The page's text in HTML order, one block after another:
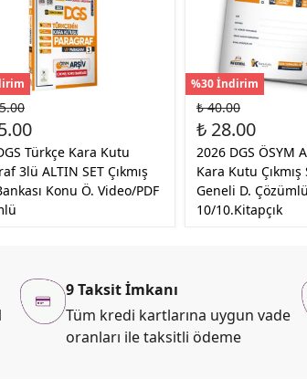
Türkçe Kara Kutu
3lü ALTIN SET Çıkmış
Konu Ö. Video/PDF
%30 İndirim
₺ 40.00
₺ 28.00
2026 DGS ÖSYM
Kara Kutu
Geneli D.
10/10.Kitapçık
9 Taksit İmkanı
Tüm kredi kartlarına uygun vade
oranları ile taksitli ödeme